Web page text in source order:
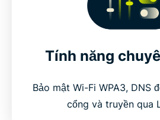
Tính năng
Bảo mật Wi-Fi WPA3, DNS
cổng và truyền qua